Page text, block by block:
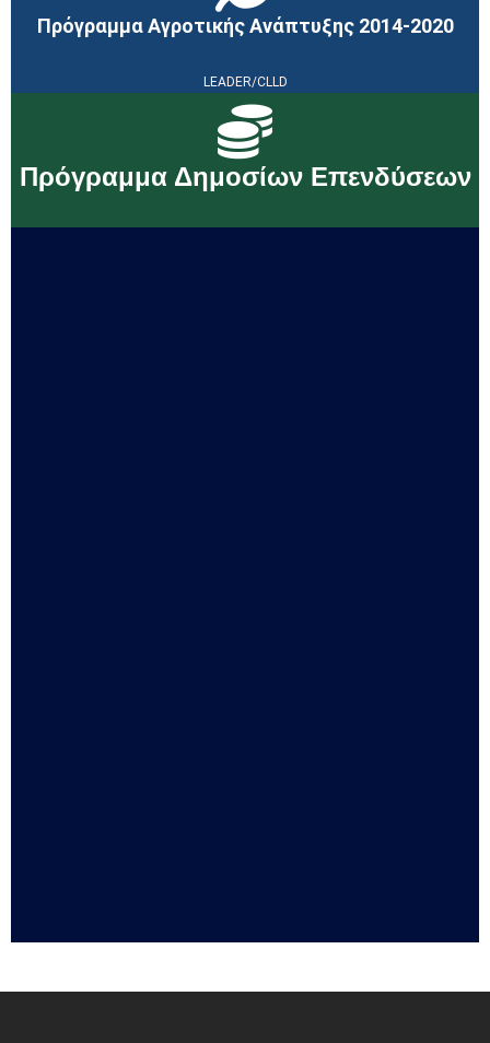
Πρόγραμμα Αγροτικής Ανάπτυξης 2014-2020
LEADER/CLLD
Πρόγραμμα Δημοσίων Επενδύσεων